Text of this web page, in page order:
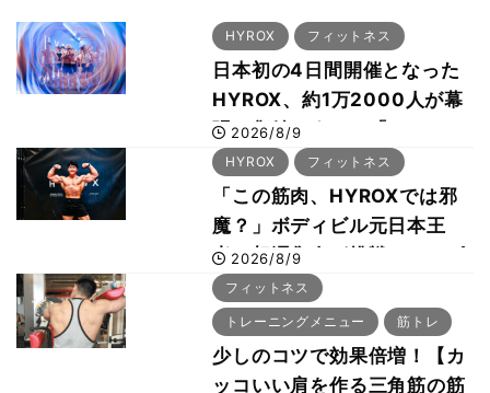
HYROX フィットネス
日本初の4日間開催となった
HYROX、約1万2000人が幕
張に集結 すでに「2028、
29年の大会も準備」
2026/8/9
HYROX フィットネス
「この筋肉、HYROXでは邪
魔？」ボディビル元日本王
者・相澤隼人が挑戦 バーピ
ーでは驚異の種目2位
2026/8/9
フィットネス
トレーニングメニュー 筋トレ
少しのコツで効果倍増！【カ
ッコいい肩を作る三角筋の筋